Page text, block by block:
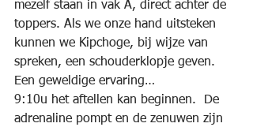
mezelf staan in vak A, direct achter de
toppers. Als we onze hand uitsteken
kunnen we Kipchoge, bij wijze van
spreken, een schouderklopje geven.
Een geweldige ervaring…
9:10u het aftellen kan beginnen.  De
adrenaline pompt en de zenuwen zijn